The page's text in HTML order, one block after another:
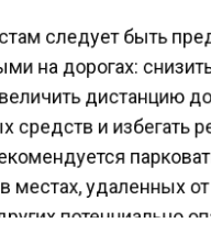
следует быть
на дорогах:
дистанцию
средств и избегать
местах, удаленных от
потенциально